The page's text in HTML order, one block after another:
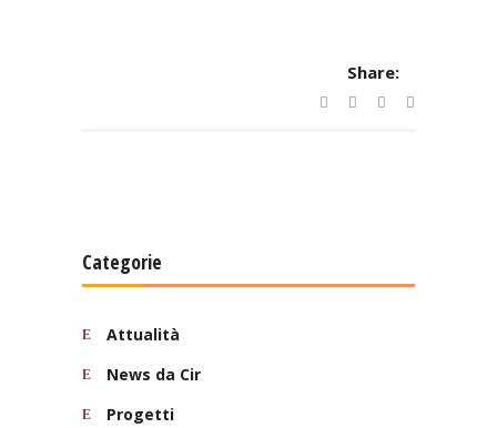
Share:
Categorie
Attualità
News da Cir
Progetti